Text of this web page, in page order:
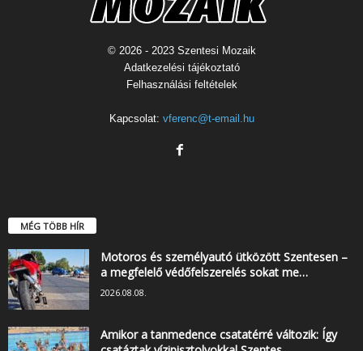
© 2026 - 2023 Szentesi Mozaik
Adatkezelési tájékoztató
Felhasználási feltételek
Kapcsolat: vferenc@t-email.hu
MÉG TÖBB HÍR
Motoros és személyautó ütközött Szentesen –
a megfelelő védőfelszerelés sokat me…
2026.08.08.
Amikor a tanmedence csatatérré változik: Így